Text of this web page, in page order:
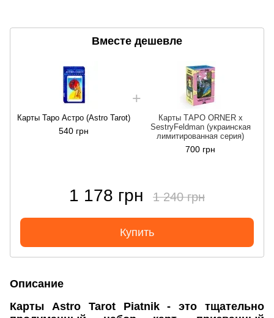
Вместе дешевле
Карты Таро Астро (Astro Tarot)
540 грн
Карты ТАРО ORNER x
SestryFeldman (украинская
лимитированная серия)
700 грн
1 178 грн 1 240 грн
Купить
Описание
Карты Astro Tarot Piatnik - это тщательно